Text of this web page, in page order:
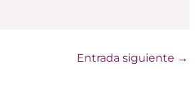
Entrada siguiente →